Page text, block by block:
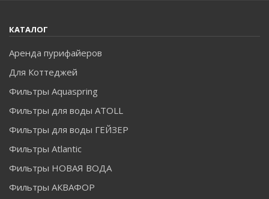
КАТАЛОГ
Аренда пурифайеров
Для Коттеджей
Фильтры Aquaspring
Фильтры для воды ATOLL
Фильтры для воды ГЕЙЗЕР
Фильтры Atlantic
Фильтры НОВАЯ ВОДА
Фильтры АКВАФОР